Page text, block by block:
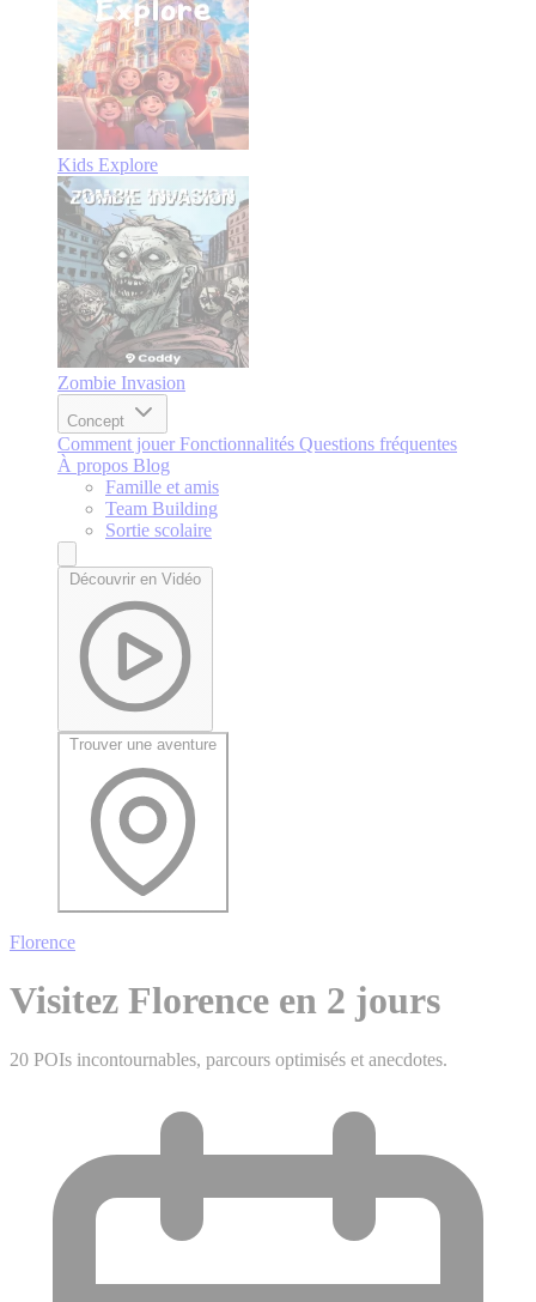
Kids Explore
Zombie Invasion
Concept
Comment jouer Fonctionnalités Questions fréquentes
À propos Blog
Famille et amis
Team Building
Sortie scolaire
Découvrir en Vidéo
Trouver une aventure
Florence
Visitez Florence en 2 jours
20 POIs incontournables, parcours optimisés et anecdotes.